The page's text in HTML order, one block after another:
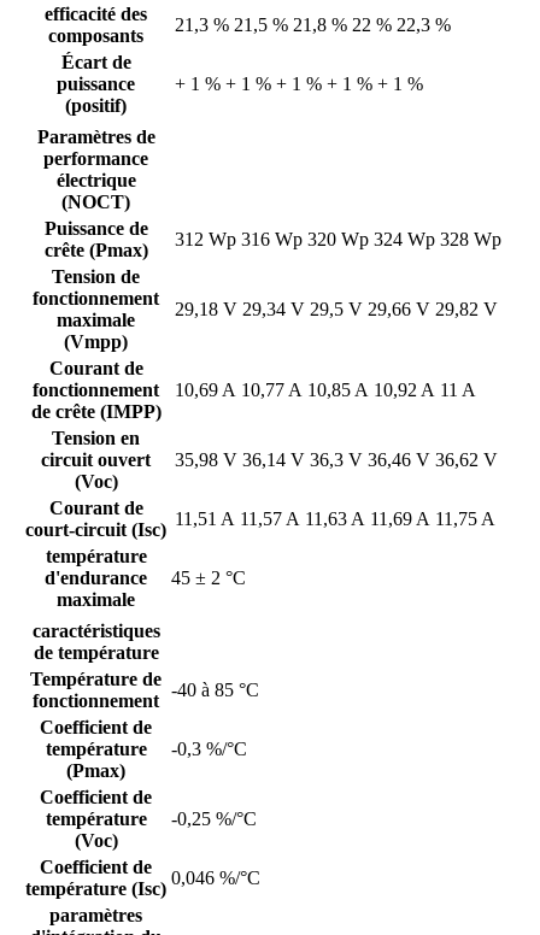
efficacité des
composants
21,3 % 21,5 % 21,8 % 22 % 22,3 %
Écart de
puissance
(positif)
+ 1 % + 1 % + 1 % + 1 % + 1 %
Paramètres de
performance
électrique
(NOCT)
Puissance de
crête (Pmax)
312 Wp 316 Wp 320 Wp 324 Wp 328 Wp
Tension de
fonctionnement
maximale
(Vmpp)
29,18 V 29,34 V 29,5 V 29,66 V 29,82 V
Courant de
fonctionnement
de crête (IMPP)
10,69 A 10,77 A 10,85 A 10,92 A 11 A
Tension en
circuit ouvert
(Voc)
35,98 V 36,14 V 36,3 V 36,46 V 36,62 V
Courant de
court-circuit (Isc)
11,51 A 11,57 A 11,63 A 11,69 A 11,75 A
température
d'endurance
maximale
45 ± 2 °C
caractéristiques
de température
Température de
fonctionnement
-40 à 85 °C
Coefficient de
température
(Pmax)
-0,3 %/°C
Coefficient de
température
(Voc)
-0,25 %/°C
Coefficient de
température (Isc)
0,046 %/°C
paramètres